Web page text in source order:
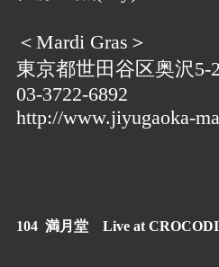
＜Mardi Gras＞
東京都世田谷区奥沢5-
03-3722-6892
http://www.jiyugaoka-
104 満月堂 Live at